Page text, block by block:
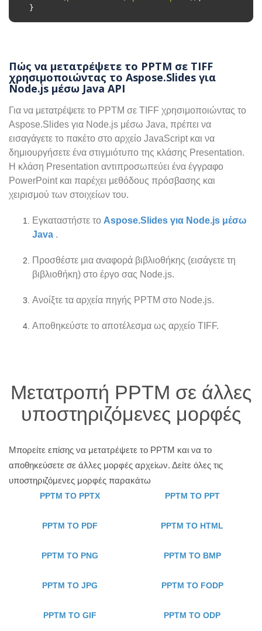
Πώς να μετατρέψετε το PPTM σε TIFF
χρησιμοποιώντας το Aspose.Slides για
Node.js μέσω Java API
Για να μετατρέψετε το PPTM σε TIFF χρησιμοποιώντας το
Aspose.Slides για Node.js μέσω Java, πρέπει να
εισαγάγετε το πακέτο στο αρχείο JavaScript και να
δημιουργήσετε ένα στιγμιότυπο της κλάσης Presentation.
Η κλάση Presentation αντιπροσωπεύει ένα έγγραφο
PowerPoint και παρέχει μεθόδους πρόσβασης και
χειρισμού των στοιχείων του.
Εγκαταστήστε το Aspose.Slides για Node.js μέσω
Java .
Προσθέστε μια αναφορά βιβλιοθήκης (εισάγετε τη
βιβλιοθήκη) στο έργο σας Node.js.
Ανοίξτε τα αρχεία πηγής PPTM στο Node.js.
Αποθηκεύστε το αποτέλεσμα ως αρχείο TIFF.
Μετατροπή PPTM σε άλλες
υποστηριζόμενες μορφές
Μπορείτε επίσης να μετατρέψετε το PPTM και να το
αποθηκεύσετε σε άλλες μορφές αρχείων. Δείτε όλες τις
υποστηριζόμενες μορφές παρακάτω
PPTM TO PPTX PPTM TO PPT
PPTM TO PDF PPTM TO HTML
PPTM TO PNG PPTM TO BMP
PPTM TO JPG PPTM TO FODP
PPTM TO GIF PPTM TO ODP